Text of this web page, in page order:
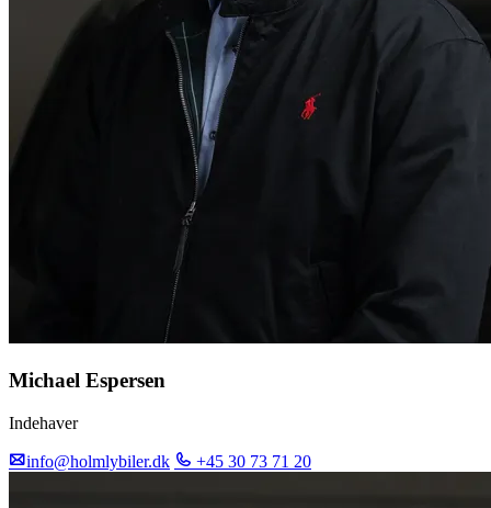
Michael Espersen
Indehaver
info@holmlybiler.dk +45 30 73 71 20